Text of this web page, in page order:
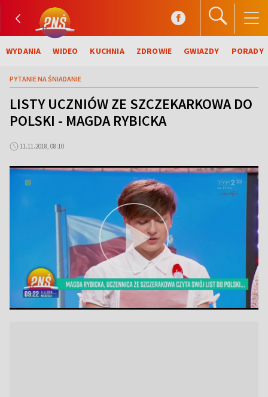
WYDANIA WIDEO KUCHNIA ZDROWIE GWIAZDY PORADY
PYTANIE NA ŚNIADANIE
LISTY UCZNIÓW ZE SZCZEKARKOWA DO
POLSKI - MAGDA RYBICKA
11.11.2018, 08:10